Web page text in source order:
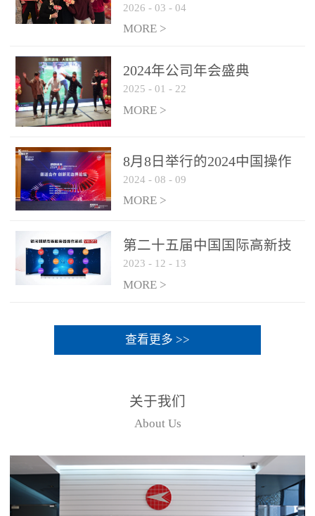
2026 - 03 - 04
MORE >
2024年公司年会盛典
2025 - 01 - 22
MORE >
8月8日举行的2024中国操作
系统产业大会渠道论坛，科
网通荣获区域营销优质伙伴
2024 - 08 - 09
MORE >
第二十五届中国国际高新技
术成果交易会 银河麒麟高级
服务器操作系统荣获 “优秀
2023 - 12 - 13
MORE >
查看更多 >>
关于我们
About Us